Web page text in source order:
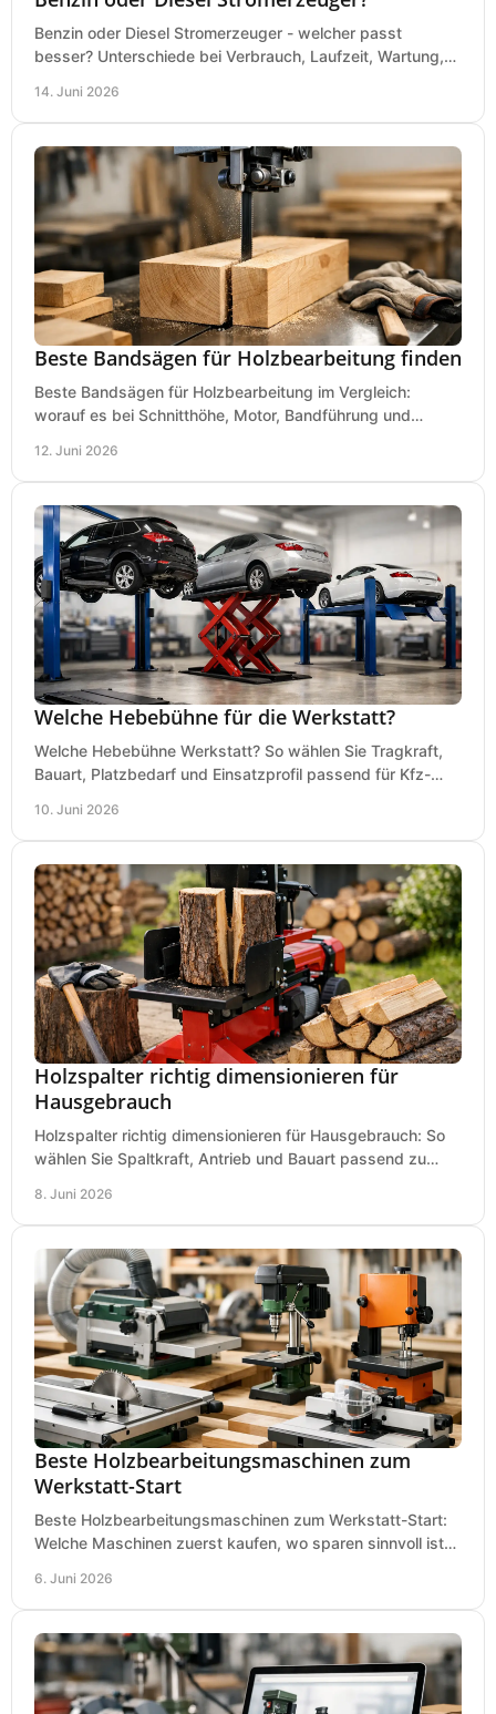
Benzin oder Diesel Stromerzeuger - welcher passt
besser? Unterschiede bei Verbrauch, Laufzeit, Wartung,
14. Juni 2026
Beste Bandsägen für Holzbearbeitung finden
Beste Bandsägen für Holzbearbeitung im Vergleich:
worauf es bei Schnitthöhe, Motor, Bandführung und
12. Juni 2026
Welche Hebebühne für die Werkstatt?
Welche Hebebühne Werkstatt? So wählen Sie Tragkraft,
Bauart, Platzbedarf und Einsatzprofil passend für Kfz-
10. Juni 2026
Holzspalter richtig dimensionieren für
Hausgebrauch
Holzspalter richtig dimensionieren für Hausgebrauch: So
wählen Sie Spaltkraft, Antrieb und Bauart passend zu
8. Juni 2026
Beste Holzbearbeitungsmaschinen zum
Werkstatt-Start
Beste Holzbearbeitungsmaschinen zum Werkstatt-Start:
Welche Maschinen zuerst kaufen, wo sparen sinnvoll ist
6. Juni 2026